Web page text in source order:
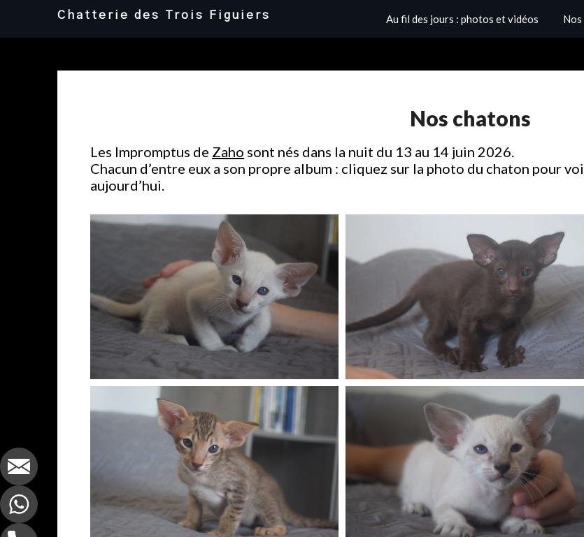
Chatterie des Trois Figuiers Au fil des jours : photos et vidéos
Nos chatons
Les Impromptus de Zaho sont nés dans la nuit du 13 au 14 juin 2026.
Chacun d’entre eux a son propre album : cliquez sur la photo du chaton pour
aujourd’hui.
Mâle siamois (3) chocolate
tabby point — Disponible
Sid, mâle oriental chocolat —
Réservé
Mâle oriental chocolat tabby —
Réservé
Bazar, mâle siamois seal point —
Réservé